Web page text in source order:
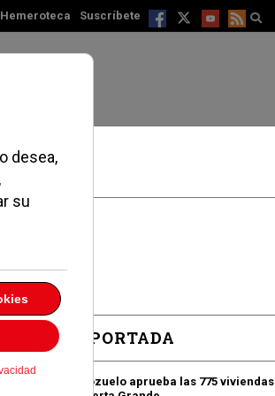
Hemeroteca Suscríbete
EN PORTADA
Pozuelo aprueba las 775 viviendas